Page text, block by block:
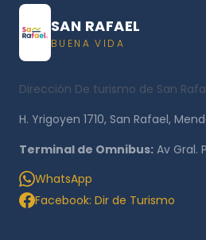
SAN RAFAEL
BUENA VIDA
Dirección De turismo de San
H. Yrigoyen 1710, San Rafael,
Terminal de Omnibus: Av Gral.
WhatsApp
Facebook: Dir de Turismo